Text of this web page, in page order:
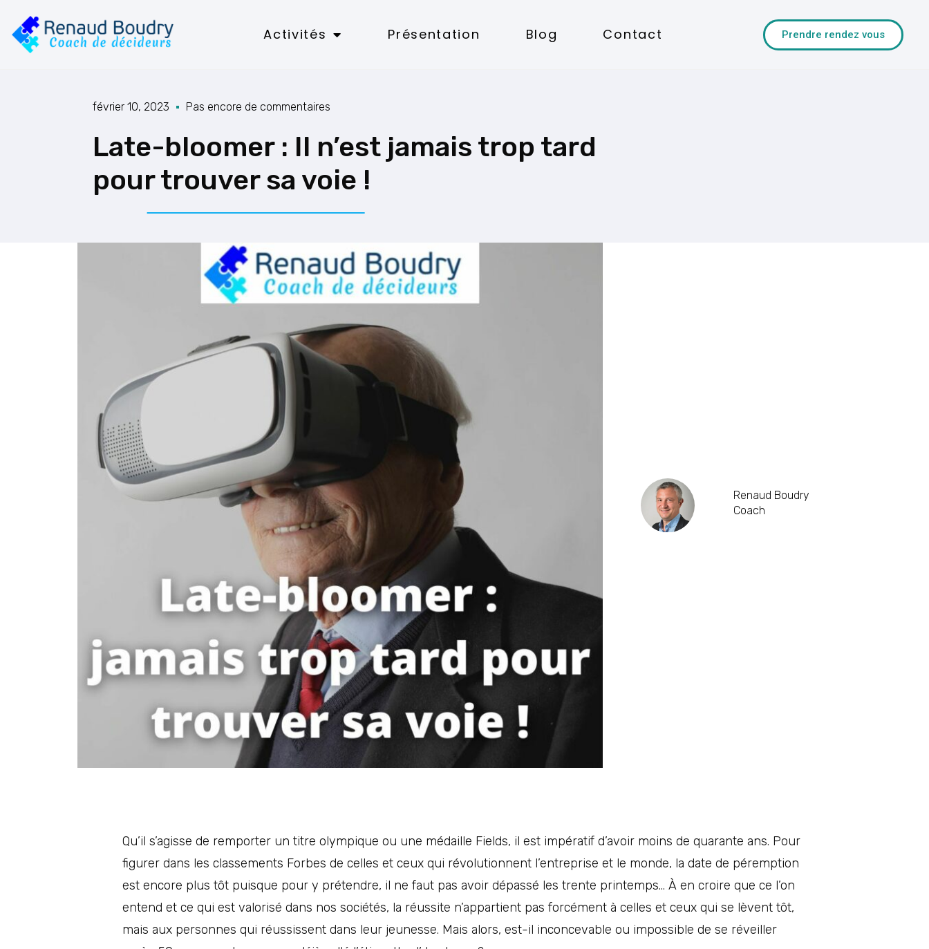
Activités Présentation Blog Contact Prendre rendez vous
février 10, 2023 Pas encore de commentaires
Late-bloomer : Il n’est jamais trop tard
pour trouver sa voie !
Renaud Boudry
Coach
Qu’il s’agisse de remporter un titre olympique ou une médaille Fields, il est impératif d’avoir moins de quarante ans. Pour
figurer dans les classements Forbes de celles et ceux qui révolutionnent l’entreprise et le monde, la date de péremption
est encore plus tôt puisque pour y prétendre, il ne faut pas avoir dépassé les trente printemps… À en croire que ce l’on
entend et ce qui est valorisé dans nos sociétés, la réussite n’appartient pas forcément à celles et ceux qui se lèvent tôt,
mais aux personnes qui réussissent dans leur jeunesse. Mais alors, est-il inconcevable ou impossible de se réveiller